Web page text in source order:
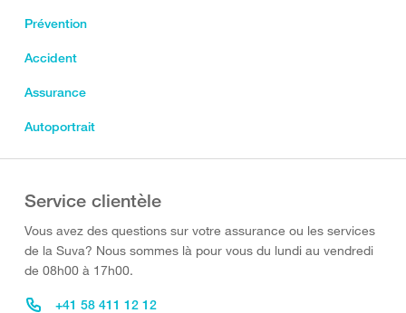
Prévention
Accident
Assurance
Autoportrait
Service clientèle
Vous avez des questions sur votre assurance ou les services
de la Suva? Nous sommes là pour vous du lundi au vendredi
de 08h00 à 17h00.
+41 58 411 12 12